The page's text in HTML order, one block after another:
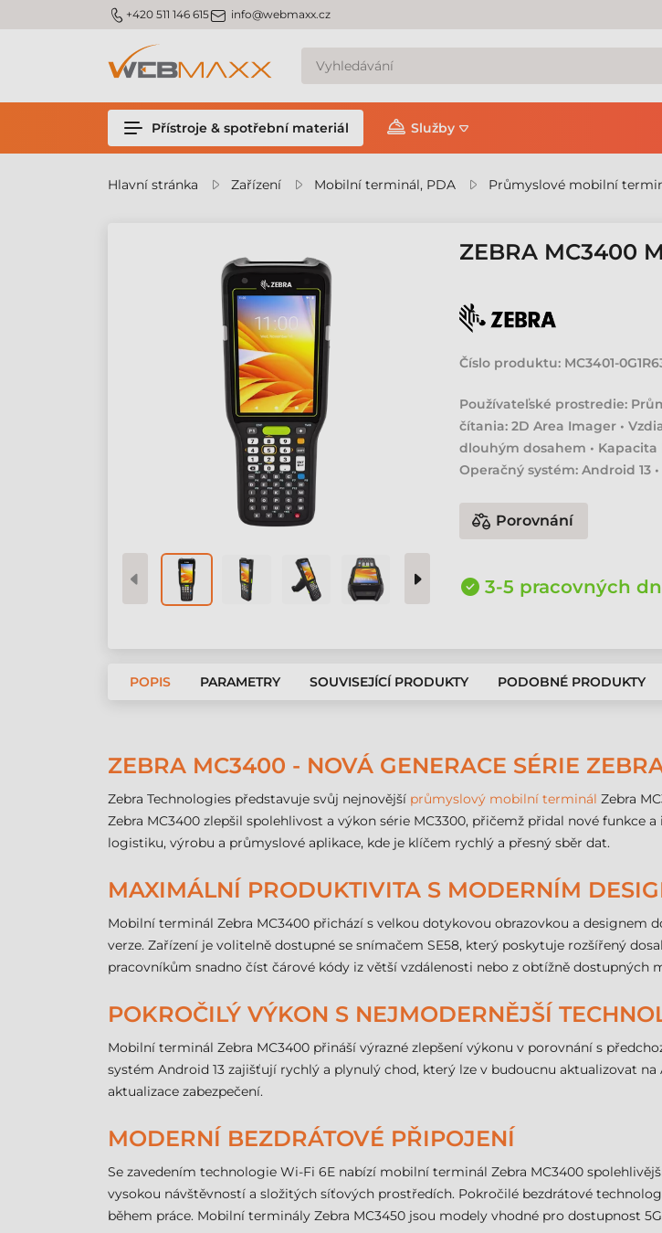
m_phone +420 511 146 615m_email info@webmaxx.cz
Přístroje & spotřební materiál Služby
Hlavní stránka Zařízení Mobilní terminál, PDA Průmyslové mobilní
ZEBRA MC3400
Číslo produktu: MC3401-
Používateľské prostredie:
čítania: 2D Area Imager •
dlouhým dosahem • Kapacita
Operačný systém: Android 13
Porovnání
3-5 pracovných
POPIS PARAMETRY SOUVISEJÍCÍ PRODUKTY PODOBNÉ PRODUKTY
ZEBRA MC3400 - NOVÁ GENERACE SÉRIE
Zebra Technologies představuje svůj nejnovější průmyslový mobilní terminál Zebra
Zebra MC3400 zlepšil spolehlivost a výkon série MC3300, přičemž přidal nové
logistiku, výrobu a průmyslové aplikace, kde je klíčem rychlý a přesný sběr dat.
MAXIMÁLNÍ PRODUKTIVITA S MODERNÍM
Mobilní terminál Zebra MC3400 přichází s velkou dotykovou obrazovkou a
verze. Zařízení je volitelně dostupné se snímačem SE58, který poskytuje rozšířený
pracovníkům snadno číst čárové kódy iz větší vzdálenosti nebo z obtížně dostupných
POKROČILÝ VÝKON S NEJMODERNĚJŠÍ
Mobilní terminál Zebra MC3400 přináší výrazné zlepšení výkonu v porovnání s
systém Android 13 zajišťují rychlý a plynulý chod, který lze v budoucnu aktualizovat
aktualizace zabezpečení.
MODERNÍ BEZDRÁTOVÉ PŘIPOJENÍ
Se zavedením technologie Wi-Fi 6E nabízí mobilní terminál Zebra MC3400
vysokou návštěvností a složitých síťových prostředích. Pokročilé bezdrátové
během práce. Mobilní terminály Zebra MC3450 jsou modely vhodné pro dostupnost